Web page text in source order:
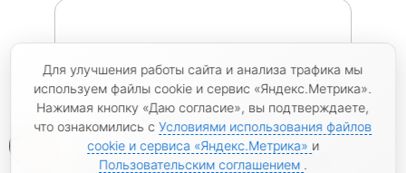
0
06.12.2023 Оксана, г. Феодосия
Заказывала арматуру в мотках диаметром
Для улучшения работы сайта и анализа трафика мы
используем файлы cookie и сервис «Яндекс.Метрика».
Нажимая кнопку «Даю согласие», вы подтверждаете,
что ознакомились сУсловиями использования файлов
cookie и сервиса «Яндекс.Метрика» и
Пользовательским соглашением .